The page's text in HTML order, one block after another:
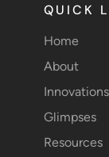
QUICK
Home
About
Innovations
Glimpses
Resources